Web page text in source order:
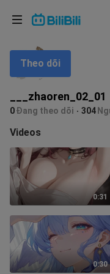
___zhaoren_02_01
0Đang theo dõi 304
Theo dõi
Videos
0:31
0:30
Ngôn ngữ: Tiếng
Lựa chọn ngôn
English
ภาษาไทย
Tiếng Việt
Bahasa Melayu